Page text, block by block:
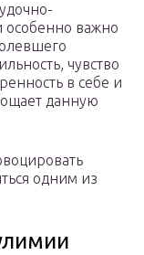
особенно важно
чувство
в себе и
данную
одним из